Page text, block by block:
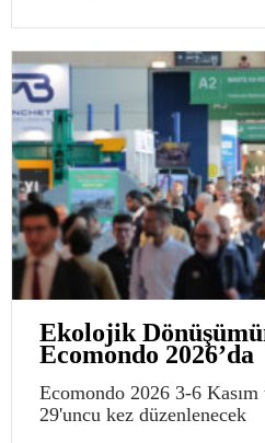
Ekolojik
Ecomondo 2026’da
Ecomondo 2026 3-6 Kasım
29'uncu kez düzenlenecek